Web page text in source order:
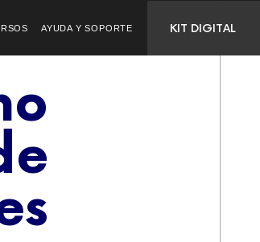
AYUDA Y SOPORTE KIT DIGITAL